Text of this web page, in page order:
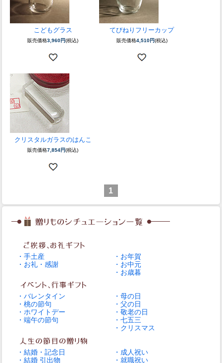
こどもグラス
販売価格3,960円(税込)
てびねりフリーカップ
販売価格4,510円(税込)
クリスタルガラスのはんこ
販売価格7,854円(税込)
1
・手土産
・お礼・感謝
・お年賀
・お中元
・お歳暮
・バレンタイン
・桃の節句
・ホワイトデー
・端午の節句
・母の日
・父の日
・敬老の日
・七五三
・クリスマス
・結婚・記念日
・結婚 引出物
・成人祝い
・就職祝い